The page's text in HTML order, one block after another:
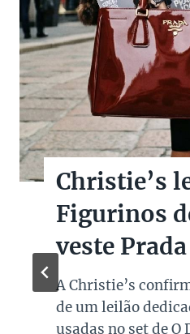
5 Peças da
para
Sale dos
Uma das marcas
valiosas,
do mundo, a